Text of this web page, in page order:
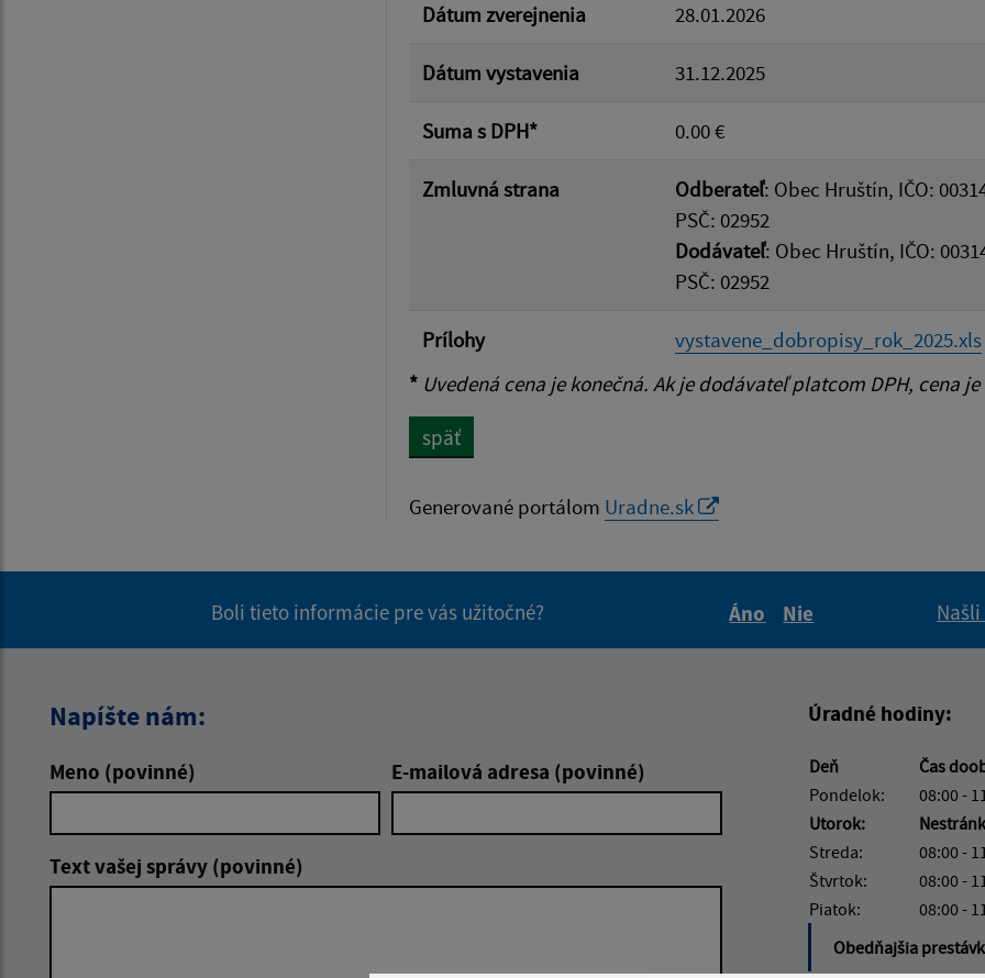
Dátum zverejnenia 28.01.2026
Dátum vystavenia 31.12.2025
Suma s DPH* 0.00 €
Zmluvná strana Odberateľ: Obec Hruštín, IČO:
PSČ: 02952
Dodávateľ: Obec Hruštín, IČO:
PSČ: 02952
Prílohy vystavene_dobropisy_rok_2025.xls
* Uvedená cena je konečná. Ak je dodávateľ platcom DPH, cena
späť
Generované portálom Uradne.sk
Boli tieto informácie pre vás užitočné?
Áno
Nie
Napíšte nám:
Meno (povinné) E-mailová adresa (povinné)
Text vašej správy (povinné)
Úradné hodiny:
Deň Čas
Pondelok:
08:00 -
Utorok:
Streda:
08:00 -
Štvrtok:
08:00 -
Piatok:
08:00 -
Obedňajšia